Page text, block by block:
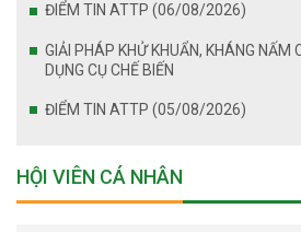
ĐIỂM TIN ATTP (06/08/2026)
GIẢI PHÁP KHỬ KHUẨN, KHÁNG NẤM
DỤNG CỤ CHẾ BIẾN
ĐIỂM TIN ATTP (05/08/2026)
HỘI VIÊN CÁ NHÂN